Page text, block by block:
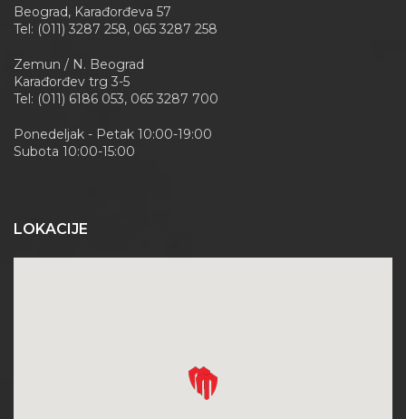
Beograd, Karađorđeva 57
Tel: (011) 3287 258, 065 3287 258
Zemun / N. Beograd
Karađorđev trg 3-5
Tel: (011) 6186 053, 065 3287 700
Ponedeljak - Petak 10:00-19:00
Subota 10:00-15:00
LOKACIJE